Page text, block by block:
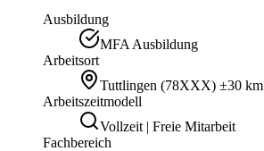
Ausbildung
MFA Ausbildung
Arbeitsort
Tuttlingen (78XXX) ±30 km
Arbeitszeitmodell
Vollzeit | Freie Mitarbeit
Fachbereich